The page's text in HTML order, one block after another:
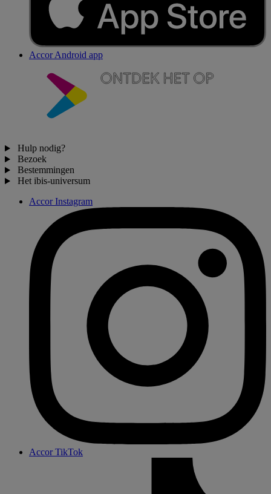
Accor Android app
Hulp nodig?
Bezoek
Bestemmingen
Het ibis-universum
Accor Instagram
Accor TikTok